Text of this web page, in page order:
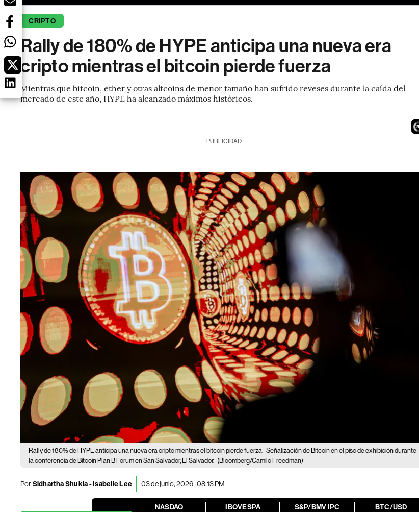
CRIPTO
Rally de 180% de HYPE anticipa una nueva era
cripto mientras el bitcoin pierde fuerza
Mientras que bitcoin, ether y otras altcoins de menor tamaño han sufrido reveses durante la caída del
mercado de este año, HYPE ha alcanzado máximos históricos.
PUBLICIDAD
Rally de 180% de HYPE anticipa una nueva era cripto mientras el bitcoin pierde fuerza. Señalización de Bitcoin en el piso de exhibición durante
la conferencia de Bitcoin Plan B Forum en San Salvador, El Salvador. (Bloomberg/Camilo Freedman)
PorSidhartha Shukla - Isabelle Lee 03 de junio, 2026 | 08:13 PM
NASDAQ IBOVESPA S&P/BMV IPC BTC/USD